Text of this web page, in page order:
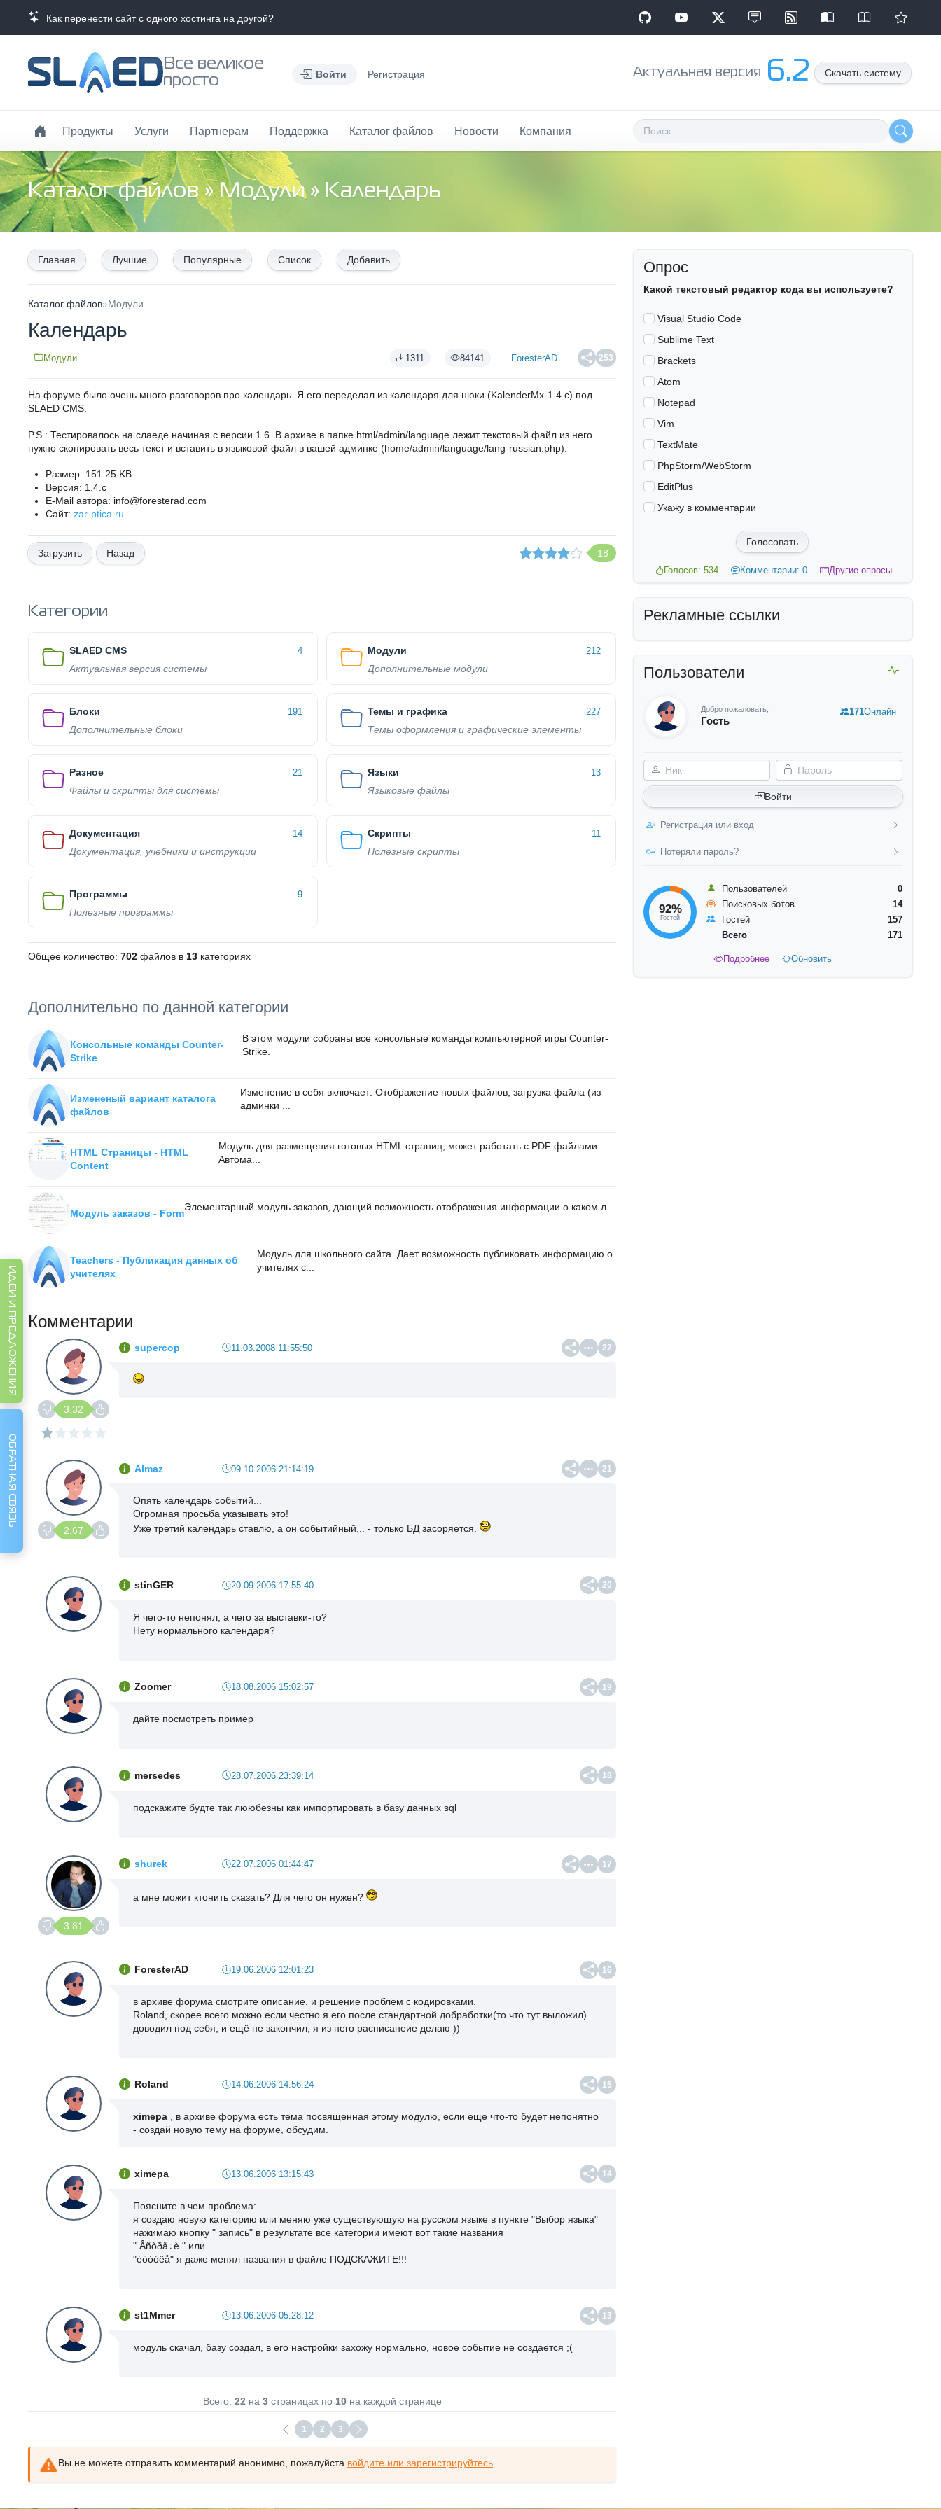
Как перенести сайт с одного хостинга на другой?
Все великое
просто
Войти Регистрация Aктуальная версия 6.2 Скачать систему
Продукты Услуги Партнерам Поддержка Каталог файлов Новости Компания
Каталог файлов» Модули» Календарь
Главная Лучшие Популярные Список Добавить
Каталог файлов»Модули
Календарь
1311 84141 ForesterAD 253
Модули
На форуме было очень много разговоров про календарь. Я его переделал из календаря для нюки (KalenderMx-1.4.c) под
SLAED CMS.
P.S.: Тестировалось на слаеде начиная с версии 1.6. В архиве в папке html/admin/language лежит текстовый файл из него
нужно скопировать весь текст и вставить в языковой файл в вашей админке (home/admin/language/lang-russian.php).
Размер: 151.25 KB
Версия: 1.4.c
E-Mail автора: info@foresterad.com
Сайт: zar-ptica.ru
18
Назад
Категории
SLAED CMS 4
Актуальная версия системы
Модули 212
Дополнительные модули
Блоки 191
Дополнительные блоки
Темы и графика 227
Темы оформления и графические элементы
Разное 21
Файлы и скрипты для системы
Языки 13
Языковые файлы
Документация 14
Документация, учебники и инструкции
Скрипты 11
Полезные скрипты
Программы 9
Полезные программы
Общее количество: 702 файлов в 13 категориях
Дополнительно по данной категории
Консольные команды Counter-
Strike
В этом модули собраны все консольные команды компьютерной игры Counter-
Strike.
Измененый вариант каталога
файлов
Изменение в себя включает: Отображение новых файлов, загрузка файла (из
админки ...
HTML Страницы - HTML
Content
Модуль для размещения готовых HTML страниц, может работать с PDF файлами.
Автома...
Модуль заказов - Form
Элементарный модуль заказов, дающий возможность отображения информации о каком л...
Teachers - Публикация данных об
учителях
Модуль для школьного сайта. Дает возможность публиковать информацию о
учителях с...
Комментарии
3.32
supercop 11.03.2008 11:55:50 22
2.67
Almaz 09.10.2006 21:14:19 21
Опять календарь событий...
Огромная просьба указывать это!
Уже третий календарь ставлю, а он событийный... - только БД засоряется.
stinGER 20.09.2006 17:55:40 20
Я чего-то непонял, а чего за выставки-то?
Нету нормального календаря?
Zoomer 18.08.2006 15:02:57 19
дайте посмотреть пример
mersedes 28.07.2006 23:39:14 18
подскажите будте так лююбезны как импортировать в базу данных sql
3.81
shurek 22.07.2006 01:44:47 17
а мне можит ктонить сказать? Для чего он нужен?
ForesterAD 19.06.2006 12:01:23 16
в архиве форума смотрите описание. и решение проблем с кодировками.
Roland, скорее всего можно если честно я его после стандартной добработки(то что тут выложил)
доводил под себя, и ещё не закончил, я из него расписанеие делаю ))
Roland 14.06.2006 14:56:24 15
ximepa , в архиве форума есть тема посвященная этому модулю, если еще что-то будет непонятно
- создай новую тему на форуме, обсудим.
ximepa 13.06.2006 13:15:43 14
Поясните в чем проблема:
я создаю новую категорию или меняю уже существующую на русском языке в пункте "Выбор языка"
нажимаю кнопку " запись" в результате все категории имеют вот такие названия
" Âñòðå÷è " или
"éöóóêå" я даже менял названия в файле ПОДСКАЖИТЕ!!!
st1Mmer 13.06.2006 05:28:12 13
модуль скачал, базу создал, в его настройки захожу нормально, новое событие не создается ;(
Всего: 22 на 3страницах по 10на каждой странице
1 2 3
Вы не можете отправить комментарий анонимно, пожалуйста войдите или зарегистрируйтесь
Опрос
Какой текстовый редактор кода вы используете?
Visual Studio Code
Sublime Text
Brackets
Atom
Notepad
Vim
TextMate
PhpStorm/WebStorm
EditPlus
Укажу в комментарии
Голосовать
Голосов: 534 Комментарии: 0 Другие опросы
Рекламные ссылки
Пользователи
Добро пожаловать,
Гость
Ник Пароль
Войти
Регистрация или вход
Потеряли пароль?
171Онлайн
92%
Гостей
Пользователей
0
Поисковых ботов
14
Гостей
157
Всего
171
Подробнее Обновить
ИДЕИ И ПРЕДЛОЖЕНИЯ
ОБРАТНАЯ СВЯЗЬ